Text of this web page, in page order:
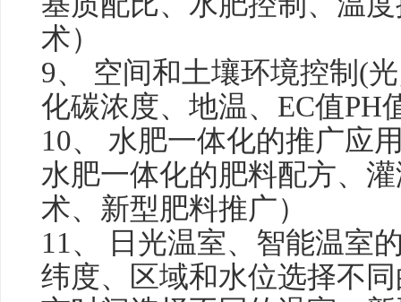
术）
9、 空间和土壤环境控制(
化碳浓度、地温、EC值PH
10、 水肥一体化的推广应
水肥一体化的肥料配方、
术、新型肥料推广）
11、 日光温室、智能温室
纬度、区域和水位选择不